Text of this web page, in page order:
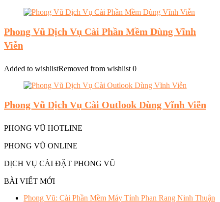
Phong Vũ Dịch Vụ Cài Phần Mềm Dùng Vĩnh
Viễn
Added to wishlistRemoved from wishlist 0
Phong Vũ Dịch Vụ Cài Outlook Dùng Vĩnh Viễn
PHONG VŨ HOTLINE
PHONG VŨ ONLINE
DỊCH VỤ CÀI ĐẶT PHONG VŨ
BÀI VIẾT MỚI
Phong Vũ: Cài Phần Mềm Máy Tính Phan Rang Ninh Thuận